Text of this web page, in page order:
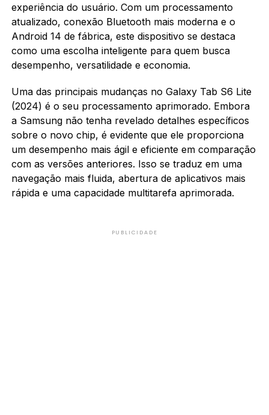
experiência do usuário. Com um processamento
atualizado, conexão Bluetooth mais moderna e o
Android 14 de fábrica, este dispositivo se destaca
como uma escolha inteligente para quem busca
desempenho, versatilidade e economia.
Uma das principais mudanças no Galaxy Tab S6 Lite
(2024) é o seu processamento aprimorado. Embora
a Samsung não tenha revelado detalhes específicos
sobre o novo chip, é evidente que ele proporciona
um desempenho mais ágil e eficiente em comparação
com as versões anteriores. Isso se traduz em uma
navegação mais fluida, abertura de aplicativos mais
rápida e uma capacidade multitarefa aprimorada.
PUBLICIDADE